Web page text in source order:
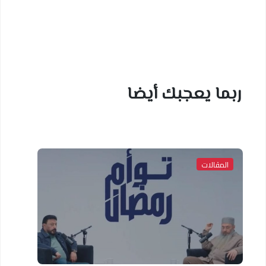
ربما يعجبك أيضا
المقالات